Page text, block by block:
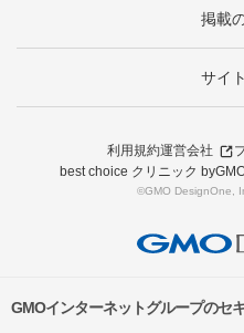
掲載
サイ
利用規約運営会社
best choice クリニック
©GMO DesignOne,
GMOインターネットグループのセ